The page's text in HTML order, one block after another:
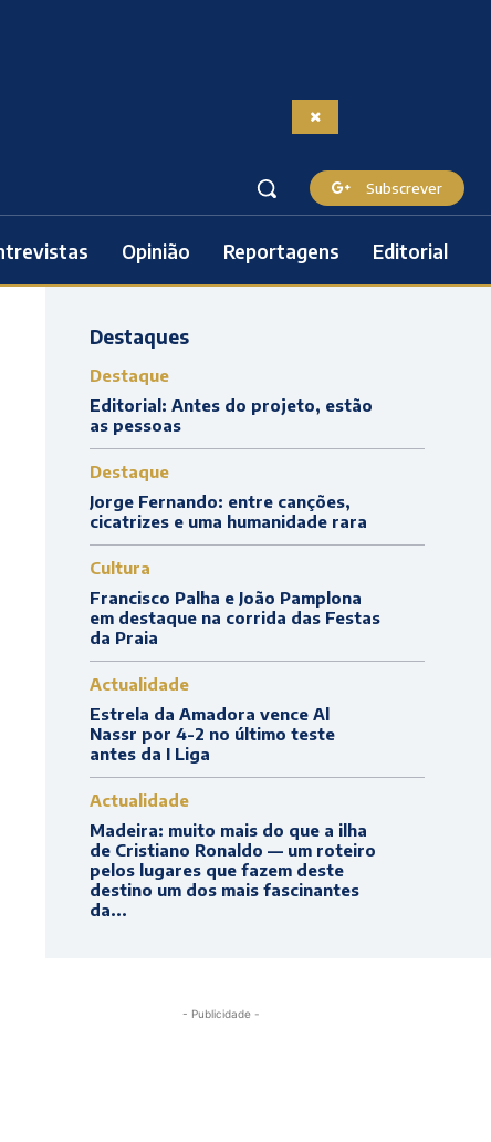
Subscrever
Opinião Reportagens Editorial
Destaques
Destaque
Editorial: Antes do projeto, estão
as pessoas
Destaque
Jorge Fernando: entre canções,
cicatrizes e uma humanidade rara
Cultura
Francisco Palha e João Pamplona
em destaque na corrida das Festas
da Praia
Actualidade
Estrela da Amadora vence Al
Nassr por 4-2 no último teste
antes da I Liga
Actualidade
Madeira: muito mais do que a ilha
de Cristiano Ronaldo — um roteiro
pelos lugares que fazem deste
destino um dos mais fascinantes
da...
- Publicidade -